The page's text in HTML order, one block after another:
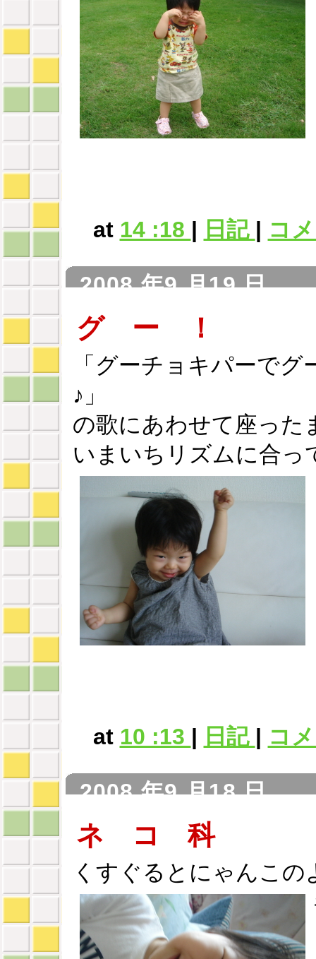
at 14 :18 | 日記 | コ
2008 年9 月19 日
グ ー ！
「グーチョキパーで
♪」
の歌にあわせて座った
いまいちリズムに合っ
at 10 :13 | 日記 | コ
2008 年9 月18 日
ネ コ 科
くすぐるとにゃんこ